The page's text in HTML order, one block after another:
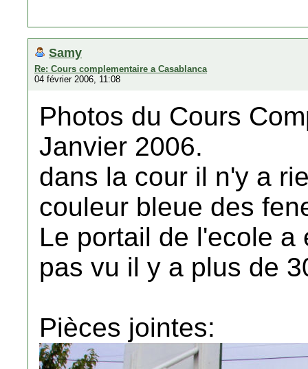
Samy
Re: Cours complementaire a Casablanca
04 février 2006, 11:08
Photos du Cours
Janvier 2006.
dans la cour il n'y a
couleur bleue des
Le portail de l'ecole a
pas vu il y a plus de
Pièces jointes: